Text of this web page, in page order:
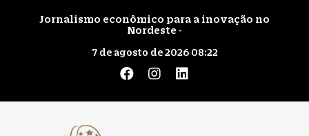
Jornalismo econômico para a inovação no
Nordeste -
7 de agosto de 2026 08:22